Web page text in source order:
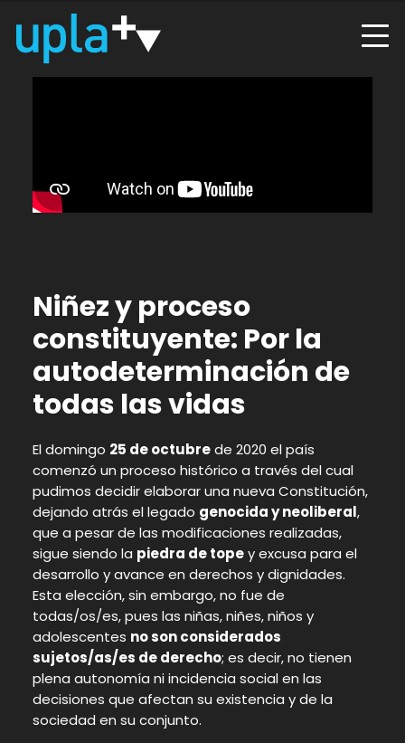
Niñez y proceso
constituyente: Por la
autodeterminación de
todas las vidas
El domingo 25 de octubrede 2020 el país
comenzó un proceso histórico a través del cual
pudimos decidir elaborar una nueva Constitución,
dejando atrás el legado genocida y neoliberal,
que a pesar de las modificaciones realizadas,
sigue siendo la piedra de topey excusa para el
desarrollo y avance en derechos y dignidades.
Esta elección, sin embargo, no fue de
todas/os/es, pues las niñas, niñes, niños y
adolescentes no son considerados
sujetos/as/es de derecho; es decir, no tienen
plena autonomía ni incidencia social en las
decisiones que afectan su existencia y de la
sociedad en su conjunto.